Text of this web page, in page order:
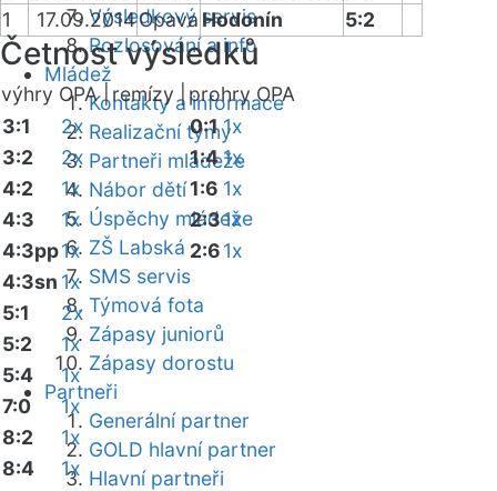
Výsledkový servis
Rozlosování a info
Mládež
Kontakty a informace
Realizační týmy
Partneři mládeže
Nábor dětí
Úspěchy mládeže
ZŠ Labská
SMS servis
Týmová fota
Zápasy juniorů
Zápasy dorostu
Partneři
Generální partner
GOLD hlavní partner
Hlavní partneři
1
17.09.2014Opava Hodonín 5:2
Četnost výsledků
výhry OPA | remízy | prohry OPA
3:1
2x
3:2
2x
4:2
1x
4:3
1x
4:3pp1x
4:3sn 1x
5:1
2x
5:2
1x
5:4
1x
7:0
1x
8:2
1x
8:4
1x
0:11x
1:4 1x
1:6 1x
2:31x
2:61x